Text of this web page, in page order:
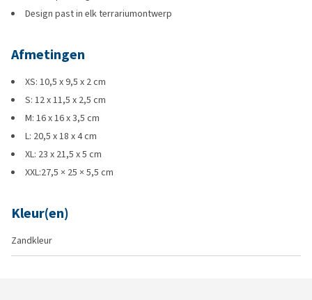
Design past in elk terrariumontwerp
Afmetingen
XS: 10,5 x 9,5 x 2 cm
S: 12 x 11,5 x 2,5 cm
M: 16 x 16 x 3,5 cm
L: 20,5 x 18 x 4 cm
XL: 23 x 21,5 x 5 cm
XXL:27,5 × 25 × 5,5 cm
Kleur(en)
Zandkleur